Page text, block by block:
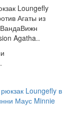
Loungefly
Агаты из
Agatha..